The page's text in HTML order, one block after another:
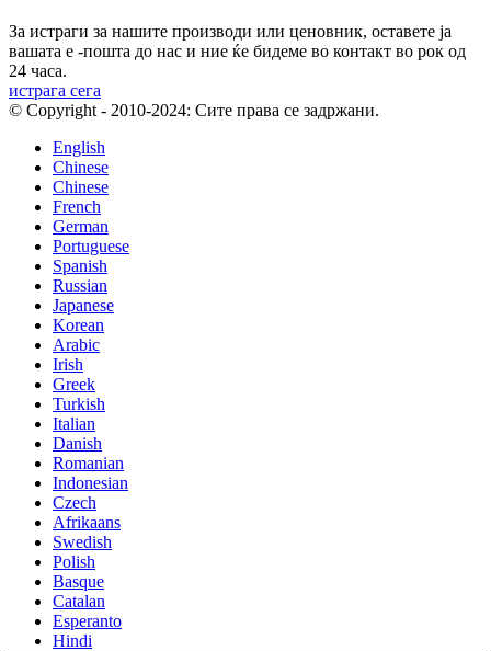
За истраги за нашите производи или ценовник, оставете ја
вашата е -пошта до нас и ние ќе бидеме во контакт во рок од
24 часа.
истрага сега
© Copyright - 2010-2024: Сите права се задржани.
English
Chinese
Chinese
French
German
Portuguese
Spanish
Russian
Japanese
Korean
Arabic
Irish
Greek
Turkish
Italian
Danish
Romanian
Indonesian
Czech
Afrikaans
Swedish
Polish
Basque
Catalan
Esperanto
Hindi